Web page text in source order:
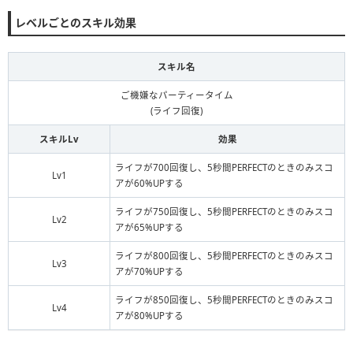
レベルごとのスキル効果
スキル名
ご機嫌なパーティータイム
(ライフ回復)
スキルLv 効果
Lv1
ライフが700回復し、5秒間PERFECTのときのみスコ
アが60%UPする
Lv2
ライフが750回復し、5秒間PERFECTのときのみスコ
アが65%UPする
Lv3
ライフが800回復し、5秒間PERFECTのときのみスコ
アが70%UPする
Lv4
ライフが850回復し、5秒間PERFECTのときのみスコ
アが80%UPする